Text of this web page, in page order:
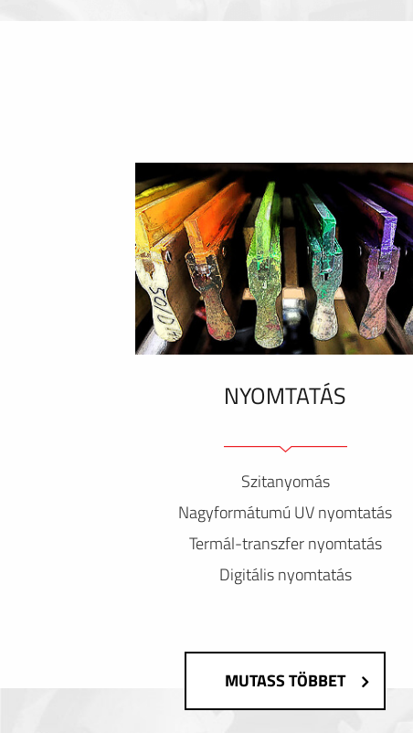
NYOMTATÁS
Szitanyomás
Nagyformátumú UV nyomtatás
Termál-transzfer nyomtatás
Digitális nyomtatás
MUTASS TÖBBET